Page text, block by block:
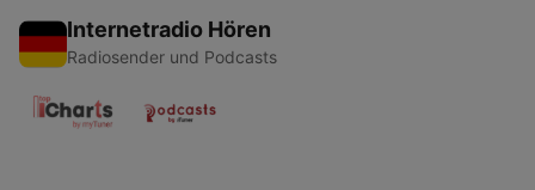
Internetradio Hören
Radiosender und Podcasts